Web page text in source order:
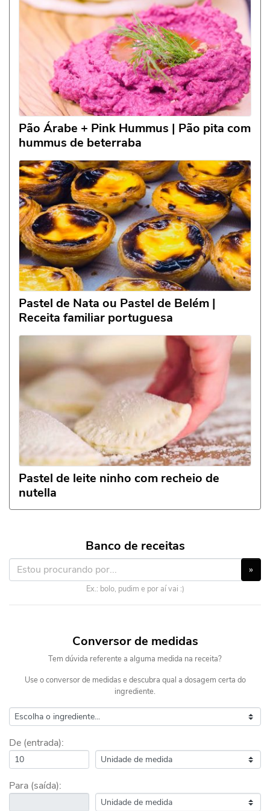
Pão Árabe + Pink Hummus | Pão pita com
hummus de beterraba
Pastel de Nata ou Pastel de Belém |
Receita familiar portuguesa
Pastel de leite ninho com recheio de
nutella
Banco de receitas
»
Ex.: bolo, pudim e por aí vai :)
Conversor de medidas
Tem dúvida referente a alguma medida na receita?
Use o conversor de medidas e descubra qual a dosagem certa do
ingrediente.
De (entrada):
Para (saída):